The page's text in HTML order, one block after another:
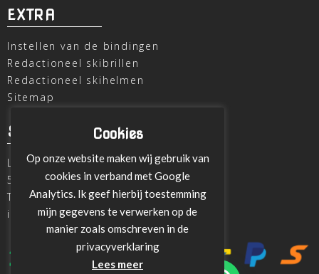
EXTRA
Instellen van de bindingen
Redactioneel skibrillen
Redactioneel skihelmen
Sitemap
SKI OUTLET
Laagheidehof 8
5804 XC Venray
T
+31 478 515696
info@ski-outlet-venray.nl
Cookies
Op onze website maken wij gebruik van
cookies in verband met Google
Analytics. Ik geef hierbij toestemming
mijn gegevens te verwerken op de
manier zoals omschreven in de
privacyverklaring
Lees meer